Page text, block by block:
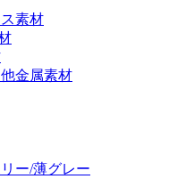
素材
金属素材
ー/薄グレー